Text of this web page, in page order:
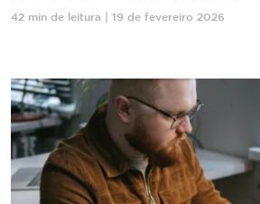
42 min de leitura | 19 de fevereiro 2026